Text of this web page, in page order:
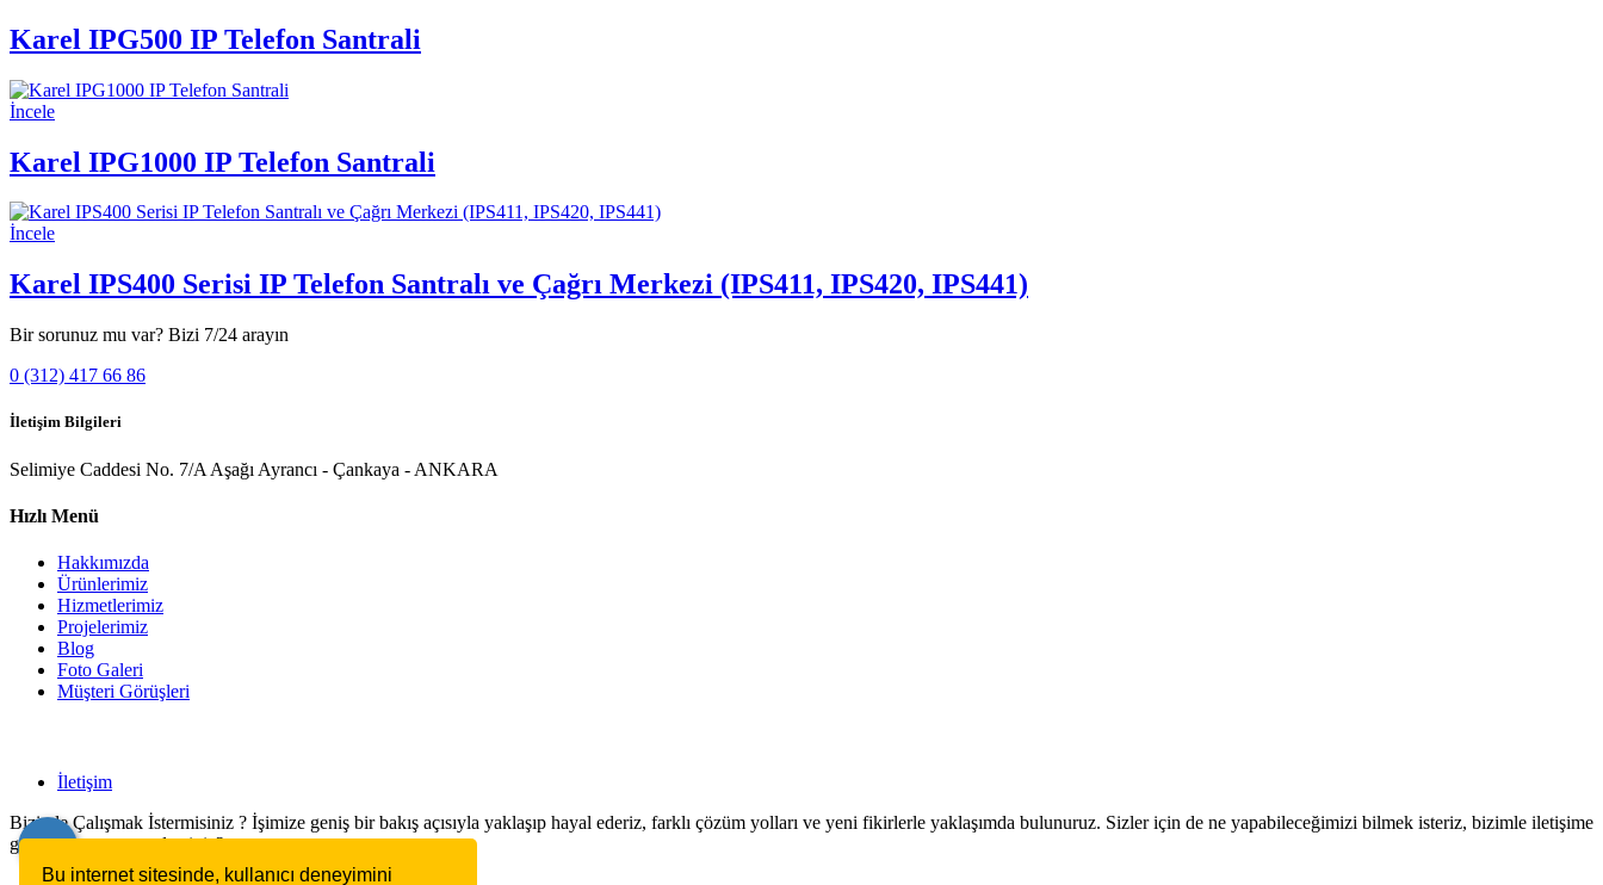
Bu internet sitesinde, kullanıcı deneyimini
Karel IPG500 IP Telefon Santrali
İncele
Karel IPG1000 IP Telefon Santrali
İncele
Karel IPS400 Serisi IP Telefon Santralı ve Çağrı Merkezi (IPS411, IPS420, IPS441)
Bir sorunuz mu var? Bizi 7/24 arayın
0 (312) 417 66 86
İletişim Bilgileri
Selimiye Caddesi No. 7/A Aşağı Ayrancı - Çankaya - ANKARA
Hızlı Menü
Hakkımızda
Ürünlerimiz
Hizmetlerimiz
Projelerimiz
Blog
Foto Galeri
Müşteri Görüşleri
İletişim
Bizimle Çalışmak İstermisiniz ? İşimize geniş bir bakış açısıyla yaklaşıp hayal ederiz, farklı çözüm yolları ve yeni fikirlerle yaklaşımda bulunuruz. Sizler için de ne yapabileceğimizi bilmek isteriz, bizimle iletişime
geçip tanışmaya ne dersiniz?